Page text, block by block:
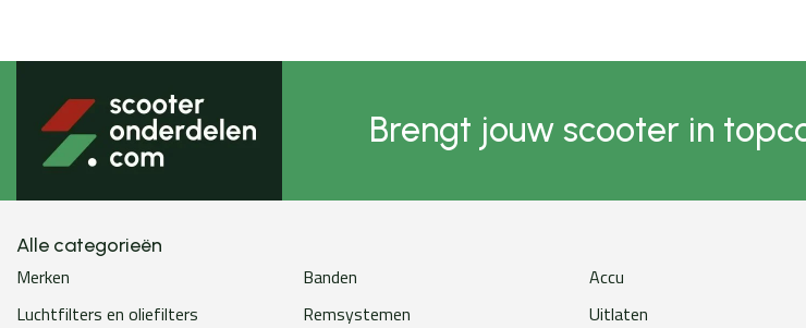
Brengt jouw scooter in
Alle categorieën
Merken Banden Accu
Luchtfilters en oliefilters
Remsystemen Uitlaten